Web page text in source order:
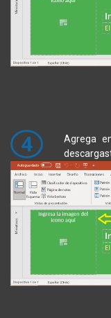
4
Agrega